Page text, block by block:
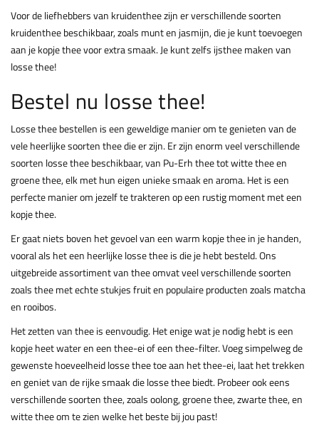
Voor de liefhebbers van kruidenthee zijn er verschillende soorten
kruidenthee beschikbaar, zoals munt en jasmijn, die je kunt toevoegen
aan je kopje thee voor extra smaak. Je kunt zelfs ijsthee maken van
losse thee!
Bestel nu losse thee!
Losse thee bestellen is een geweldige manier om te genieten van de
vele heerlijke soorten thee die er zijn. Er zijn enorm veel verschillende
soorten losse thee beschikbaar, van Pu-Erh thee tot witte thee en
groene thee, elk met hun eigen unieke smaak en aroma. Het is een
perfecte manier om jezelf te trakteren op een rustig moment met een
kopje thee.
Er gaat niets boven het gevoel van een warm kopje thee in je handen,
vooral als het een heerlijke losse thee is die je hebt besteld. Ons
uitgebreide assortiment van thee omvat veel verschillende soorten
zoals thee met echte stukjes fruit en populaire producten zoals matcha
en rooibos.
Het zetten van thee is eenvoudig. Het enige wat je nodig hebt is een
kopje heet water en een thee-ei of een thee-filter. Voeg simpelweg de
gewenste hoeveelheid losse thee toe aan het thee-ei, laat het trekken
en geniet van de rijke smaak die losse thee biedt. Probeer ook eens
verschillende soorten thee, zoals oolong, groene thee, zwarte thee, en
witte thee om te zien welke het beste bij jou past!